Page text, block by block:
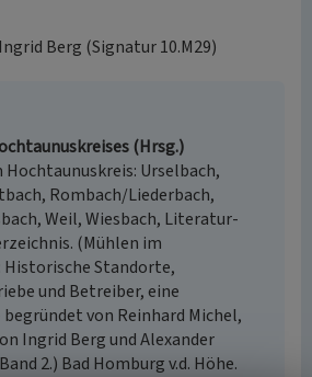
Berg (Signatur 10.M29)
(Hrsg.)
Hochtaunuskreis: Urselbach,
Rombach/Liederbach,
Weil, Wiesbach, Literatur-
(Mühlen im
Historische Standorte,
und Betreiber, eine
von Reinhard Michel,
Ingrid Berg und Alexander
2.) Bad Homburg v.d. Höhe.